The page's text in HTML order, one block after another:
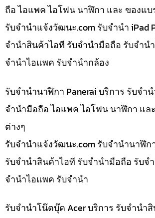
ถือ ไอแพค ไอโฟน นาฬิกา และ ของแบ
รับจํานําแจ้งวัฒนะ.com รับจำนำ iPad
จำนำสินค้าไอที รับจำนำมือถือ รับจำน
จำนำไอแพค รับจำนำกล้อง
รับจำนำนาฬิกา Panerai บริการ รับจำ
จำนำมือถือ ไอแพค ไอโฟน นาฬิกา แล
ต่างๆ
รับจํานําแจ้งวัฒนะ.com รับจำนำนาฬิก
รับจำนำสินค้าไอที รับจำนำมือถือ รับจ
จำนำไอแพค รับจำนำ
รับจำนำโน๊ตบุ๊ค Acer บริการ รับจำนำ